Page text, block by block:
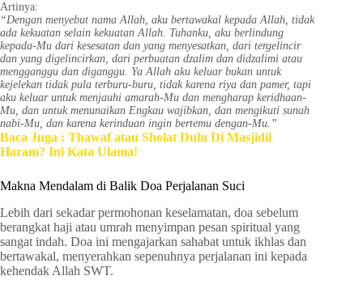
Artinya:
“Dengan menyebut nama Allah, aku bertawakal kepada Allah, tidak
ada kekuatan selain kekuatan Allah. Tuhanku, aku berlindung
kepada-Mu dari kesesatan dan yang menyesatkan, dari tergelincir
dan yang digelincirkan, dari perbuatan dzalim dan didzalimi atau
mengganggu dan diganggu. Ya Allah aku keluar bukan untuk
kejelekan tidak pula terburu-buru, tidak karena riya dan pamer, tapi
aku keluar untuk menjauhi amarah-Mu dan mengharap keridhaan-
Mu, dan untuk menunaikan Engkau wajibkan, dan mengikuti sunah
nabi-Mu, dan karena kerinduan ingin bertemu dengan-Mu.”
Baca Juga : Thawaf atau Sholat Dulu Di Masjidil
Haram? Ini Kata Ulama!
Makna Mendalam di Balik Doa Perjalanan Suci
Lebih dari sekadar permohonan keselamatan, doa sebelum
berangkat haji atau umrah menyimpan pesan spiritual yang
sangat indah. Doa ini mengajarkan sahabat untuk ikhlas dan
bertawakal, menyerahkan sepenuhnya perjalanan ini kepada
kehendak Allah SWT.